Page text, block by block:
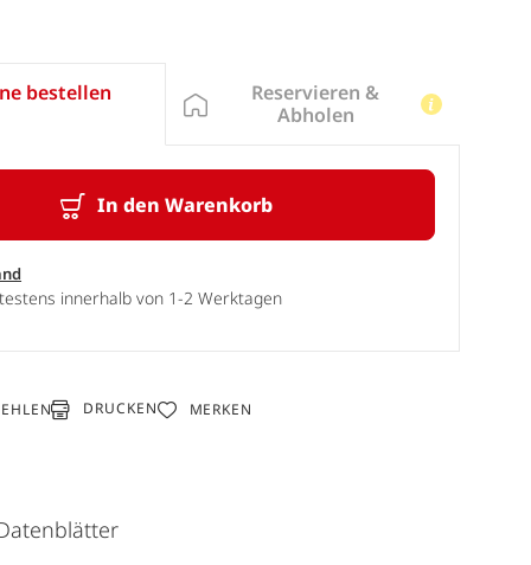
bestellen
In den Warenkorb
innerhalb von 1-2 Werktagen
Reservieren &
Abholen
DRUCKEN MERKEN